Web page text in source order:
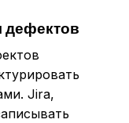
дефектов
Jira,